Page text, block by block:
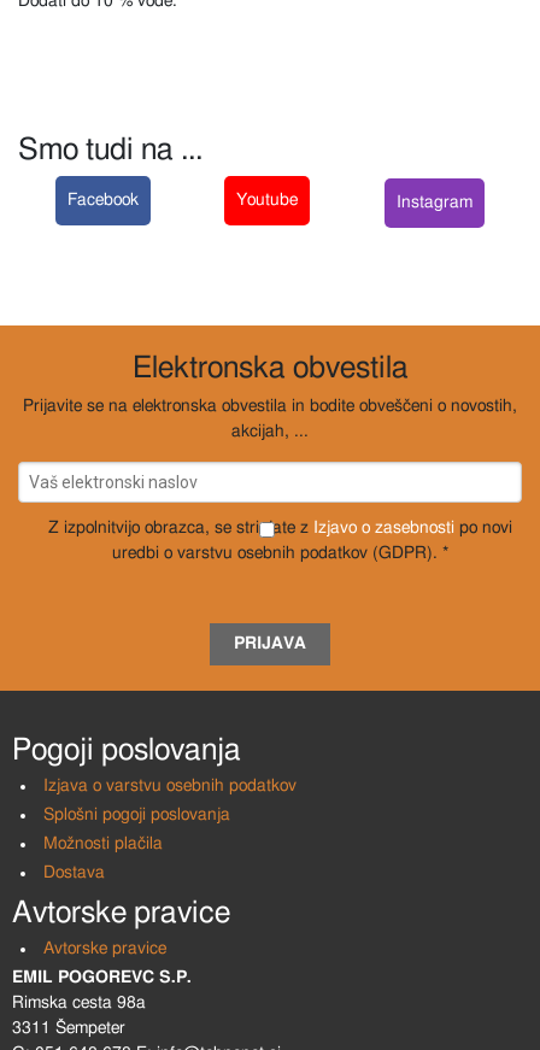
Smo tudi na ...
Facebook Youtube Instagram
Elektronska obvestila
Prijavite se na elektronska obvestila in bodite obveščeni o novostih,
akcijah, ...
Z izpolnitvijo obrazca, se strinjate z Izjavo o zasebnosti po novi
uredbi o varstvu osebnih podatkov (GDPR). *
PRIJAVA
Pogoji poslovanja
Izjava o varstvu osebnih podatkov
Splošni pogoji poslovanja
Možnosti plačila
Dostava
Avtorske pravice
Avtorske pravice
EMIL POGOREVC S.P.
Rimska cesta 98a
3311 Šempeter